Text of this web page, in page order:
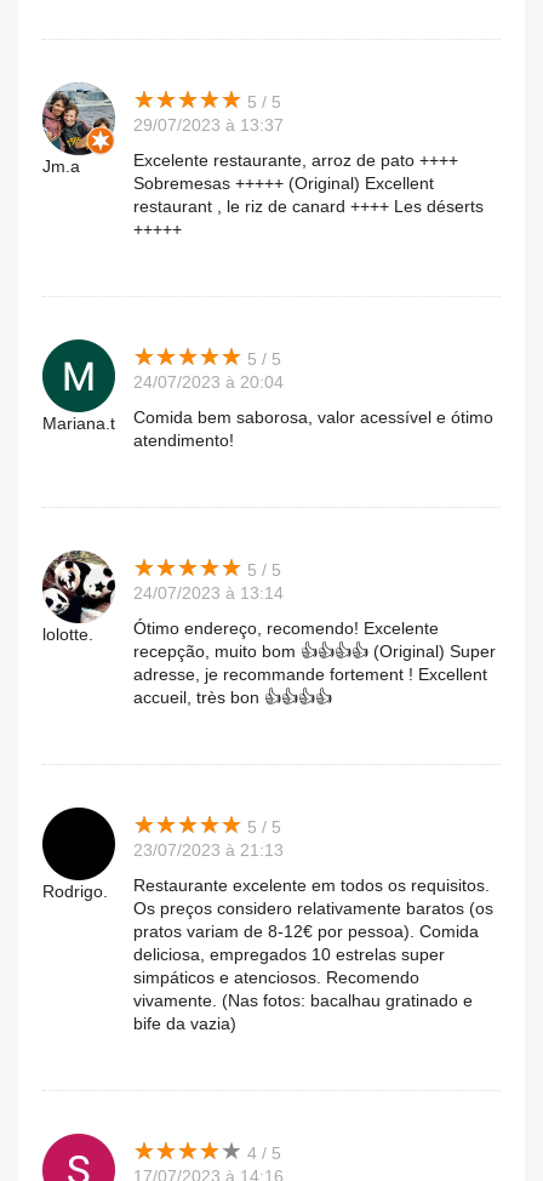
Jm.a
★★★★★
★★★★★ 5 / 5
29/07/2023 à 13:37
Excelente restaurante, arroz de pato ++++
Sobremesas +++++ (Original) Excellent
restaurant , le riz de canard ++++ Les déserts
+++++
Mariana.t
★★★★★
★★★★★ 5 / 5
24/07/2023 à 20:04
Comida bem saborosa, valor acessível e ótimo
atendimento!
lolotte.
★★★★★
★★★★★ 5 / 5
24/07/2023 à 13:14
Ótimo endereço, recomendo! Excelente
recepção, muito bom 👍👍👍👍 (Original) Super
adresse, je recommande fortement ! Excellent
accueil, très bon 👍👍👍👍
Rodrigo.
★★★★★
★★★★★ 5 / 5
23/07/2023 à 21:13
Restaurante excelente em todos os requisitos.
Os preços considero relativamente baratos (os
pratos variam de 8-12€ por pessoa). Comida
deliciosa, empregados 10 estrelas super
simpáticos e atenciosos. Recomendo
vivamente. (Nas fotos: bacalhau gratinado e
bife da vazia)
★★★★★
★★★★★ 4 / 5
17/07/2023 à 14:16